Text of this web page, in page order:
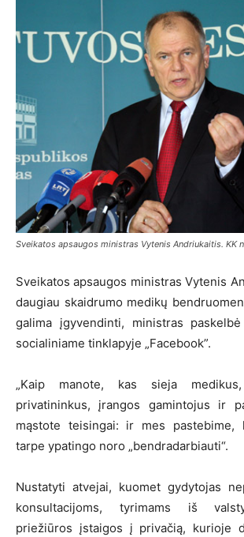
Sveikatos apsaugos ministras Vytenis Andriukaitis. KK
Sveikatos apsaugos ministras Vytenis
daugiau skaidrumo medikų
galima įgyvendinti, ministras
socialiniame tinklapyje „Facebook”.
„Kaip manote, kas sieja medikus,
privatininkus, įrangos gamintojus ir
mąstote teisingai: ir mes pastebime,
tarpe ypatingo noro „bendradarbiauti“.
Nustatyti atvejai, kuomet gydytojas
konsultacijoms, tyrimams iš
priežiūros įstaigos į privačią, kurioje